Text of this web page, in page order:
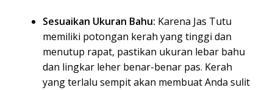
Sesuaikan Ukuran Bahu: Karena Jas Tutu
memiliki potongan kerah yang tinggi dan
menutup rapat, pastikan ukuran lebar bahu
dan lingkar leher benar-benar pas. Kerah
yang terlalu sempit akan membuat Anda sulit